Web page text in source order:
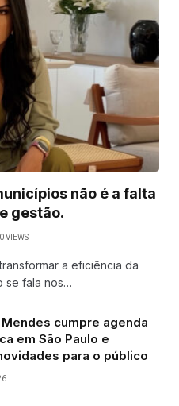
não é a falta
gestão.
0VIEWS
a eficiência da
se fala nos…
cumpre agenda
em São Paulo e
para o público